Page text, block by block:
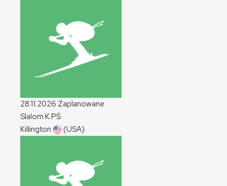
28.11.2026 Zaplanowane
Slalom KPŚ
Killington
(USA)